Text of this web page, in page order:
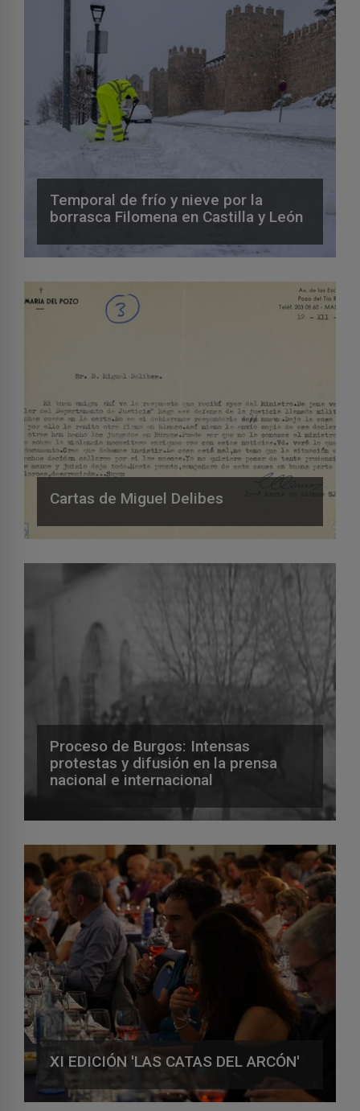
Temporal de frío y nieve por la
borrasca Filomena en Castilla y León
Cartas de Miguel Delibes
Proceso de Burgos: Intensas
protestas y difusión en la prensa
nacional e internacional
XI EDICIÓN 'LAS CATAS DEL ARCÓN'